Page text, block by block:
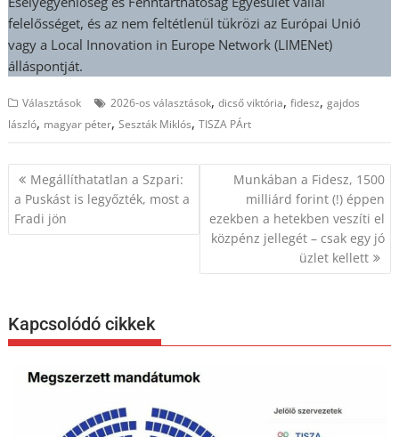
felelősséget, és az nem feltétlenül tükrözi az Európai Unió
vagy a Local Innovation in Europe Network (LIMENet)
álláspontját.
Választások 2026-os választások,dicső viktória,fidesz,gajdos
lászló, magyar péter,Seszták Miklós,TISZA PÁrt
Bejegyzés
navigáció
Megállíthatatlan a Szpari:
a Puskást is legyőzték, most a
Fradi jön
Munkában a Fidesz, 1500
milliárd forint (!) éppen
ezekben a hetekben veszíti el
közpénz jellegét – csak egy jó
üzlet kellett
Kapcsolódó cikkek